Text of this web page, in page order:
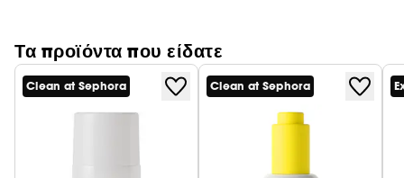
Τα προϊόντα που είδατε
Clean at Sephora Clean at Sephora